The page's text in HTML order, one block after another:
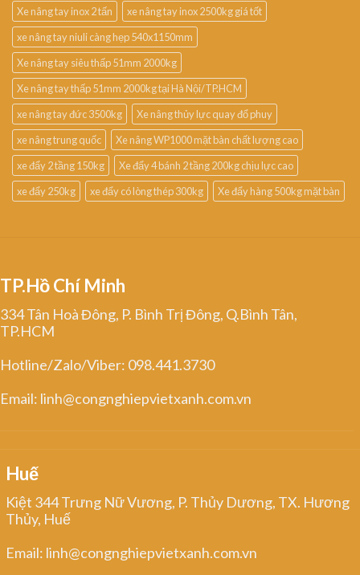
Xe nâng tay inox 2 tấn
xe nâng tay inox 2500kg giá tốt
xe nâng tay niuli càng hẹp 540x1150mm
Xe nâng tay siêu thấp 51mm 2000kg
Xe nâng tay thấp 51mm 2000kg tại Hà Nội/TP.HCM
xe nâng tay đức 3500kg
Xe nâng thủy lực quay đổ phuy
xe nâng trung quốc
Xe nâng WP1000 mặt bàn chất lượng cao
xe đẩy 2 tầng 150kg
Xe đẩy 4 bánh 2 tầng 200kg chịu lực cao
xe đẩy 250kg
xe đẩy có lòng thép 300kg Xe đẩy hàng 500kg mặt bàn
TP.Hồ Chí Minh
334 Tân Hoà Đông, P. Bình Trị Đông, Q.Bình Tân,
TP.HCM
Hotline/Zalo/Viber: 098.441.3730
Email: linh@congnghiepvietxanh.com.vn
Huế
Kiệt 344 Trưng Nữ Vương, P. Thủy Dương, TX. Hương
Thủy, Huế
Email: linh@congnghiepvietxanh.com.vn